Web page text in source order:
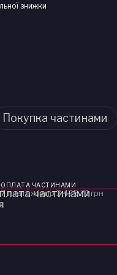
знижки
Покупка частинами
ОПЛАТА ЧАСТИНАМИ
7 платежів по 3 425.71 грн